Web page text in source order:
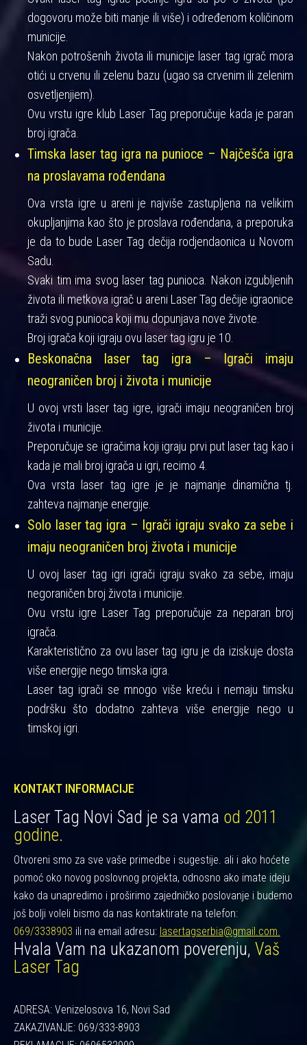
dogovoru može biti manje ili više) i određenom količinom
municije.
Nakon potrošenih života ili municije laser tag igrač mora
otići u crvenu ili zelenu bazu (ugao sa crvenim ili zelenim
osvetljenjiem).
Ovu vrstu igre klub Laser Tag preporučuje kada je paran
broj igrača.
Timska laser tag igra na punioce – Najčešća igra
na proslavama rođendana
Ova vrsta igre u areni je najviše zastupljena na velikim
okupljanjima kao što je proslava rođendana, a preporuka
je da to bude Laser Tag dečija rodjendaonica u Novom
Sadu.
Svaki tim ima svog laser tag punioca. Nakon izgubljenih
života ili metkova igrač u areni Laser Tag dečije igraonice
traži svog punioca koji mu dopunjava nove živote.
Broj igrača koji igraju ovu laser tag igru je 10.
Beskonačna laser tag igra – Igrači imaju
neograničen broj i života i municije
U ovoj vrsti laser tag igre, igrači imaju neograničen broj
života i municije.
Preporučuje se igračima koji igraju prvi put laser tag kao i
kada je mali broj igrača u igri, recimo 4.
Ova vrsta laser tag igre je je najmanje dinamična tj.
zahteva najmanje energije.
Solo laser tag igra – Igrači igraju svako za sebe i
imaju neograničen broj života i municije
U ovoj laser tag igri igrači igraju svako za sebe, imaju
negoraničen broj života i municije.
Ovu vrstu igre Laser Tag preporučuje za neparan broj
igrača.
Karakteristično za ovu laser tag igru je da iziskuje dosta
više energije nego timska igra.
Laser tag igrači se mnogo više kreću i nemaju timsku
podršku što dodatno zahteva više energije nego u
timskoj igri.
KONTAKT INFORMACIJE
Laser Tag Novi Sad je sa vama od 2011
godine.
Otvoreni smo za sve vaše primedbe i sugestije. ali i ako hoćete
pomoć oko novog poslovnog projekta, odnosno ako imate ideju
kako da unapredimo i proširimo zajedničko poslovanje i budemo
još bolji voleli bismo da nas kontaktirate na telefon:
069/3338903 ili na email adresu: lasertagserbia@gmail.com.
Hvala Vam na ukazanom poverenju, Vaš
Laser Tag
ADRESA: Venizelosova 16, Novi Sad
ZAKAZIVANJE: 069/333-8903